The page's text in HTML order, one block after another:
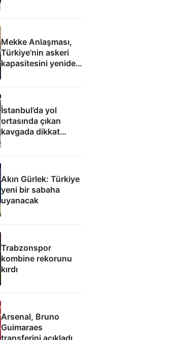
Mekke Anlaşması,
Türkiye'nin askeri
kapasitesini yeniden
uluslararası
gündemine getirdi
İstanbul’da yol
ortasında çıkan
kavgada dikkat
çeken söz: Kocanı
Akın Gürlek: Türkiye
yeni bir sabaha
uyanacak
Trabzonspor
kombine rekorunu
kırdı
Arsenal, Bruno
Guimaraes
transferini açıkladı